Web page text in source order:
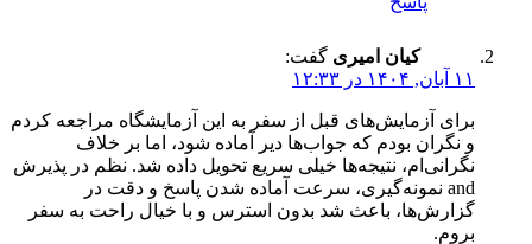
کیان امیری گفت:
۱۱ آبان, ۱۴۰۴ در ۱۲:۳۳
برای آزمایش‌های قبل از سفر به این آزمایشگاه مراجعه کردم
و نگران بودم که جواب‌ها دیر آماده شود، اما بر خلاف
نگرانی‌ام، نتیجه‌ها خیلی سریع تحویل داده شد. نظم در پذیرش
and نمونه‌گیری، سرعت آماده شدن پاسخ و دقت در
گزارش‌ها، باعث شد بدون استرس و با خیال راحت به سفر
بروم.